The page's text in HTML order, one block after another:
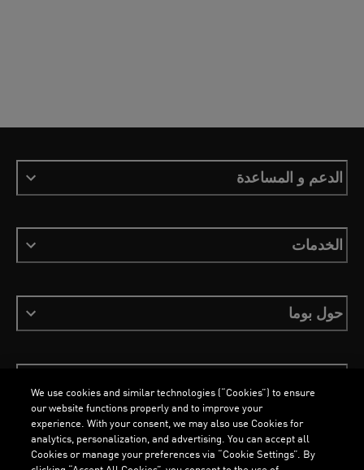
الدعم و المساعدة
الخدمات
حول بوما
We use cookies and similar technologies (“Cookies”) to ensure
our website functions properly and to improve your
experience. With your consent, we may also use Cookies for
analytics, personalization, and advertising. You can accept all
Cookies or manage your preferences via “Cookie Settings”. By